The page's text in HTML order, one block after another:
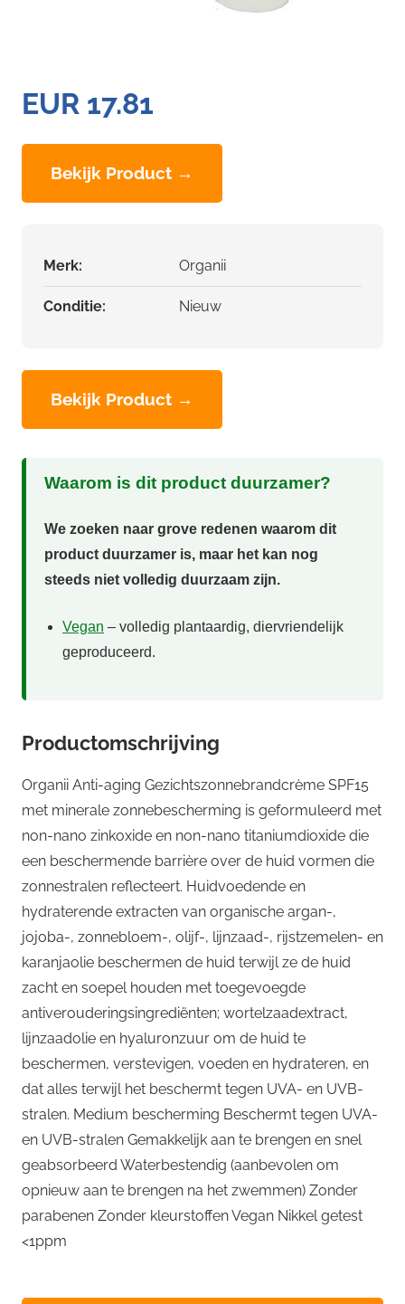
EUR 17.81
Bekijk Product →
Merk: Organii
Conditie: Nieuw
Bekijk Product →
Waarom is dit product duurzamer?
We zoeken naar grove redenen waarom dit
product duurzamer is, maar het kan nog
steeds niet volledig duurzaam zijn.
Vegan – volledig plantaardig, diervriendelijk
geproduceerd.
Productomschrijving
Organii Anti-aging Gezichtszonnebrandcrème SPF15
met minerale zonnebescherming is geformuleerd met
non-nano zinkoxide en non-nano titaniumdioxide die
een beschermende barrière over de huid vormen die
zonnestralen reflecteert. Huidvoedende en
hydraterende extracten van organische argan-,
jojoba-, zonnebloem-, olijf-, lijnzaad-, rijstzemelen- en
karanjaolie beschermen de huid terwijl ze de huid
zacht en soepel houden met toegevoegde
antiverouderingsingrediënten; wortelzaadextract,
lijnzaadolie en hyaluronzuur om de huid te
beschermen, verstevigen, voeden en hydrateren, en
dat alles terwijl het beschermt tegen UVA- en UVB-
stralen. Medium bescherming Beschermt tegen UVA-
en UVB-stralen Gemakkelijk aan te brengen en snel
geabsorbeerd Waterbestendig (aanbevolen om
opnieuw aan te brengen na het zwemmen) Zonder
parabenen Zonder kleurstoffen Vegan Nikkel getest
<1ppm